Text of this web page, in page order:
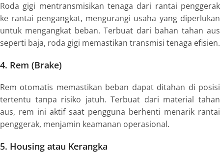
Roda gigi mentransmisikan tenaga dari rantai penggerak
ke rantai pengangkat, mengurangi usaha yang diperlukan
untuk mengangkat beban. Terbuat dari bahan tahan aus
seperti baja, roda gigi memastikan transmisi tenaga efisien.
4. Rem (Brake)
Rem otomatis memastikan beban dapat ditahan di posisi
tertentu tanpa risiko jatuh. Terbuat dari material tahan
aus, rem ini aktif saat pengguna berhenti menarik rantai
penggerak, menjamin keamanan operasional.
5. Housing atau Kerangka